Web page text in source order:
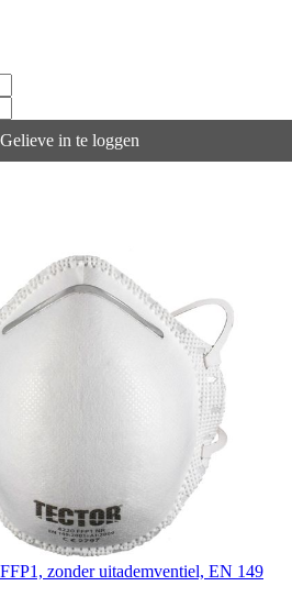
in te loggen
zonder uitademventiel, EN 149